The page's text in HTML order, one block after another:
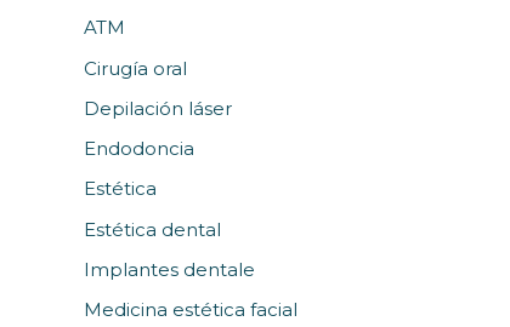
ATM
Cirugía oral
Depilación láser
Endodoncia
Estética
Estética dental
Implantes dentale
Medicina estética facial